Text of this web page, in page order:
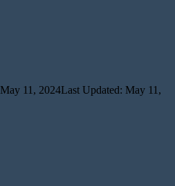
May 11, 2024Last Updated: May 11,